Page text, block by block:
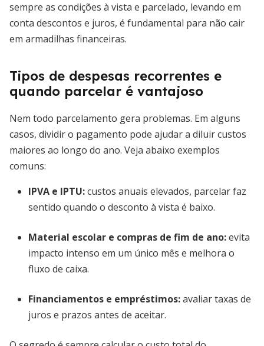
sempre as condições à vista e parcelado, levando em
conta descontos e juros, é fundamental para não cair
em armadilhas financeiras.
Tipos de despesas recorrentes e
quando parcelar é vantajoso
Nem todo parcelamento gera problemas. Em alguns
casos, dividir o pagamento pode ajudar a diluir custos
maiores ao longo do ano. Veja abaixo exemplos
comuns:
IPVA e IPTU:custos anuais elevados, parcelar faz
sentido quando o desconto à vista é baixo.
Material escolar e compras de fim de ano:evita
impacto intenso em um único mês e melhora o
fluxo de caixa.
Financiamentos e empréstimos:avaliar taxas de
juros e prazos antes de aceitar.